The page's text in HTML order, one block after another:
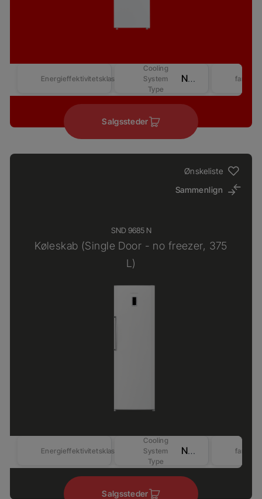
Energieffektivitetsklasse
Cooling
System
Type
No Frost farver
Salgssteder
Ønskeliste
Sammenlign
SND 9685 N
Køleskab (Single Door - no freezer, 375
L)
Energieffektivitetsklasse
Cooling
System
Type
No Frost farver
Salgssteder